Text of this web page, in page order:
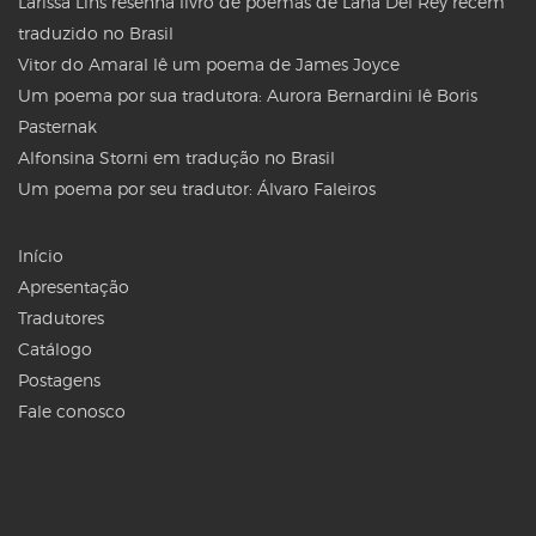
traduzido no Brasil
Vitor do Amaral lê um poema de James Joyce
Um poema por sua tradutora: Aurora Bernardini lê Boris
Pasternak
Alfonsina Storni em tradução no Brasil
Um poema por seu tradutor: Álvaro Faleiros
Início
Apresentação
Tradutores
Catálogo
Postagens
Fale conosco